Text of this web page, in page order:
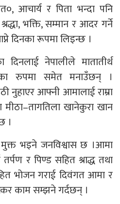
आचार्य र पिता भन्दा पनि
भक्ति, सम्मान र आदर गर्ने
दिनका रूपमा लिइन्छ ।
नेपालीले मातातीर्थ
रुपमा समेत मनाउँछन् ।
नुहाएर आफ्नी आमालाई राम्रा
मीठा–तागतिला खानेकुरा खान
।
भइने जनविश्वास छ ।आमा
र पिण्ड सहित श्राद्ध तथा
भोजन गराई दिवंगत आमा र
काम सम्झने गर्दछन् ।